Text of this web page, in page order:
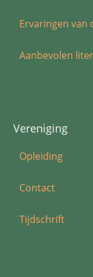
Ervaringen van
Aanbevolen
Vereniging
Opleiding
Contact
Tijdschrift